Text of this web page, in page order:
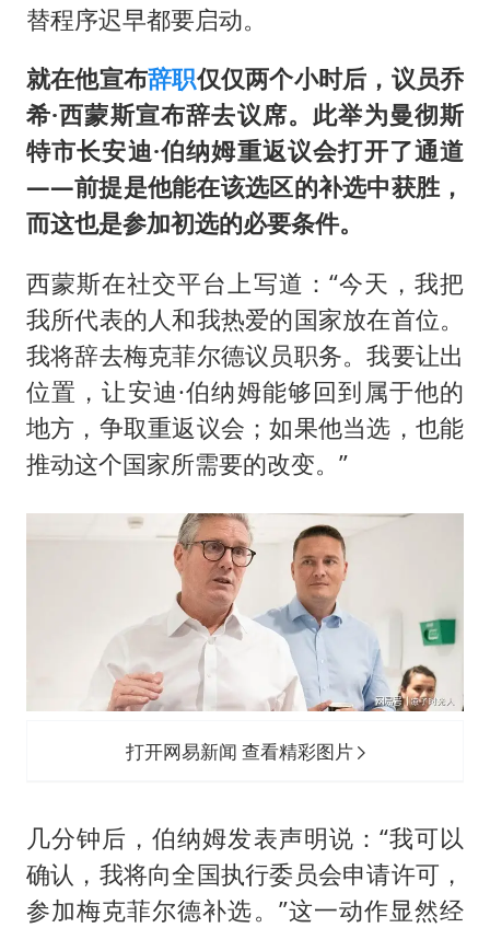
替程序迟早都要启动。
就在他宣布辞职仅仅两个小时后，议员乔
希·西蒙斯宣布辞去议席。此举为曼彻斯
特市长安迪·伯纳姆重返议会打开了通道
——前提是他能在该选区的补选中获胜，
而这也是参加初选的必要条件。
西蒙斯在社交平台上写道：“今天，我把
我所代表的人和我热爱的国家放在首位。
我将辞去梅克菲尔德议员职务。我要让出
位置，让安迪·伯纳姆能够回到属于他的
地方，争取重返议会；如果他当选，也能
推动这个国家所需要的改变。”
打开网易新闻 查看精彩图片
几分钟后，伯纳姆发表声明说：“我可以
确认，我将向全国执行委员会申请许可，
参加梅克菲尔德补选。”这一动作显然经